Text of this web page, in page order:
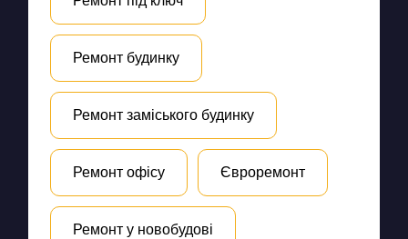
Ремонт будинку
Ремонт заміського будинку
Ремонт офісу Євроремонт
Ремонт у новобудові